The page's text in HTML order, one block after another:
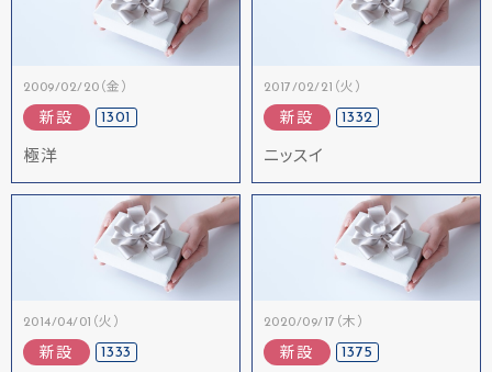
2009/02/20（金）
新設 1301
極洋
2017/02/21（火）
新設 1332
ニッスイ
2014/04/01（火）
新設 1333
2020/09/17（木）
新設 1375